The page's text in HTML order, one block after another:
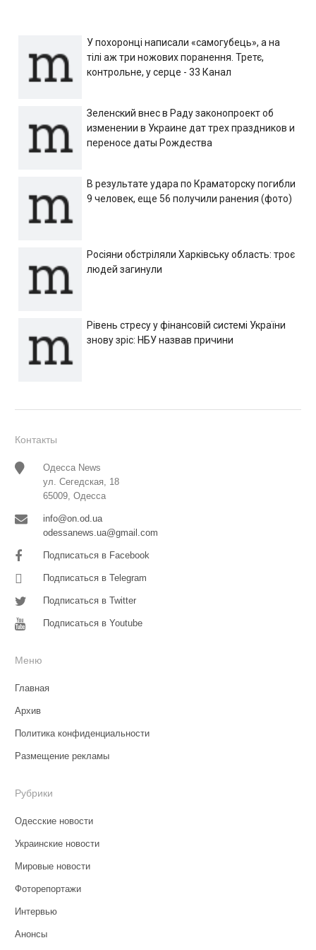
У похоронці написали «самогубець», а на
тілі аж три ножових поранення. Третє,
контрольне, у серце - 33 Канал
Зеленский внес в Раду законопроект об
изменении в Украине дат трех праздников и
переносе даты Рождества
В результате удара по Краматорску погибли
9 человек, еще 56 получили ранения (фото)
Росіяни обстріляли Харківську область: троє
людей загинули
Рівень стресу у фінансовій системі України
знову зріс: НБУ назвав причини
Контакты
Одесса News
ул. Сегедская, 18
65009, Одесса
info@on.od.ua
odessanews.ua@gmail.com
Подписаться в Facebook
Подписаться в Telegram
Подписаться в Twitter
Подписаться в Youtube
Меню
Главная
Архив
Политика конфиденциальности
Размещение рекламы
Рубрики
Одесские новости
Украинские новости
Мировые новости
Фоторепортажи
Интервью
Анонсы